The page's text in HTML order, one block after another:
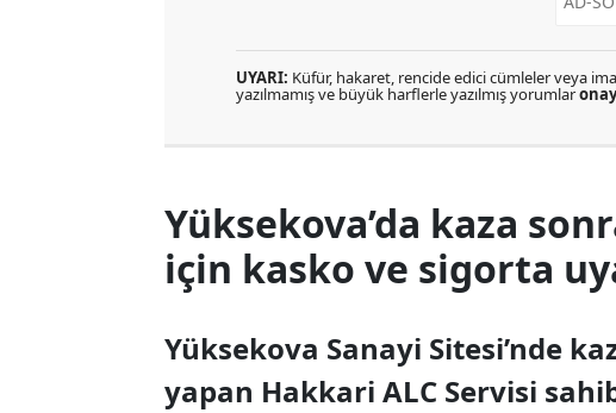
UYARI: Küfür, hakaret, rencide edici cümleler veya
yazılmamış ve büyük harflerle yazılmış yorumlar
Yüksekova’da kaza
için kasko ve sigorta
Yüksekova Sanayi Sitesi’nde
yapan Hakkari ALC Servisi